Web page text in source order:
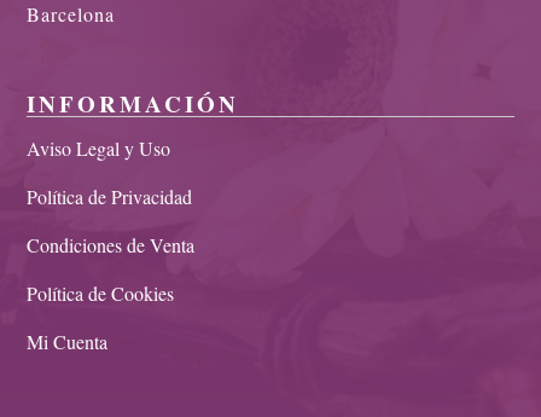
Barcelona
INFORMACIÓN
Aviso Legal y Uso
Política de Privacidad
Condiciones de Venta
Política de Cookies
Mi Cuenta